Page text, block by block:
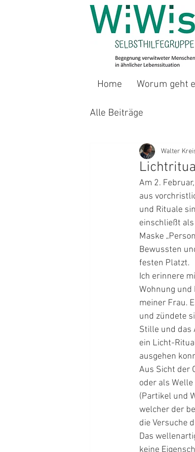
Home Worum geht
Alle Beiträge
Walter
Am 2.
aus
und Rituale
einschließt
Maske
Bewussten
festen Platzt.
Ich erinnere
Wohnung
meiner Frau.
und zündete
Stille und das
ein Licht-
ausgehen
Aus Sicht der
oder als
(Partikel und
welcher der
die Versuche
Das
keine